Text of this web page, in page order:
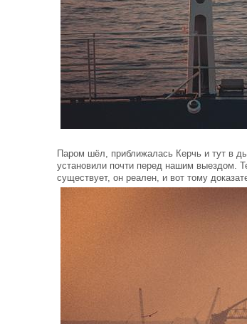
Паром шёл, приближалась Керчь и тут в
установили почти перед нашим выездом.
существует, он реален, и вот тому